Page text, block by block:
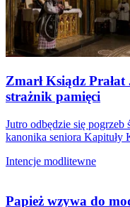
Zmarł Ksiądz
strażnik pamięci
Jutro odbędzie się pogrzeb
kanonika seniora Kapituły
Intencje modlitewne
Papież wzywa do